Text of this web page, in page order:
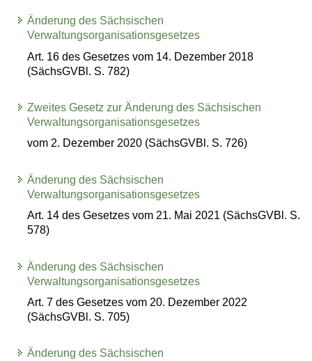
Änderung des Sächsischen
Verwaltungsorganisationsgesetzes
Art. 16 des Gesetzes vom 14. Dezember 2018
(SächsGVBl. S. 782)
Zweites Gesetz zur Änderung des Sächsischen
Verwaltungsorganisationsgesetzes
vom 2. Dezember 2020 (SächsGVBl. S. 726)
Änderung des Sächsischen
Verwaltungsorganisationsgesetzes
Art. 14 des Gesetzes vom 21. Mai 2021 (SächsGVBl. S.
578)
Änderung des Sächsischen
Verwaltungsorganisationsgesetzes
Art. 7 des Gesetzes vom 20. Dezember 2022
(SächsGVBl. S. 705)
Änderung des Sächsischen